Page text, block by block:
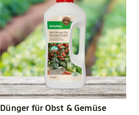
Dünger für Obst & Gemüse